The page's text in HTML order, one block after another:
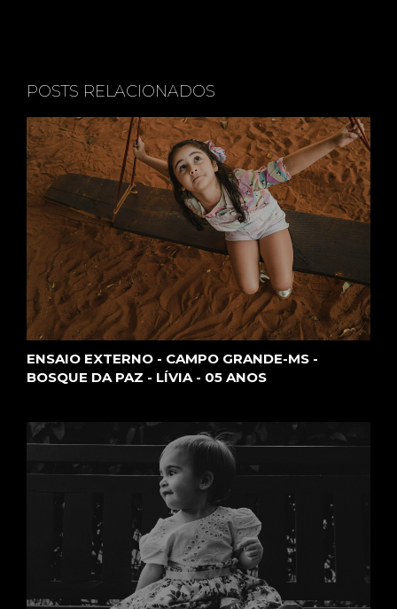
POSTS RELACIONADOS
ENSAIO EXTERNO - CAMPO GRANDE-MS -
BOSQUE DA PAZ - LÍVIA - 05 ANOS